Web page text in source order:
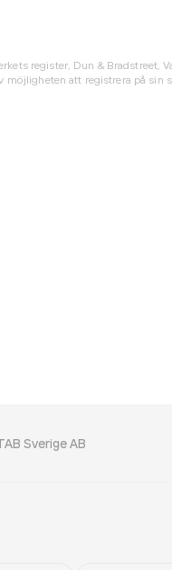
register, Dun & Bradstreet,
möjligheten att registrera på sin
Sverige AB